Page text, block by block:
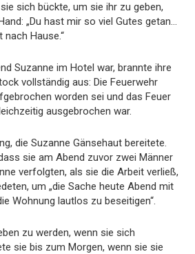
sich bückte, um sie ihr zu geben,
„Du hast mir so viel Gutes getan…
nach Hause.“
Suzanne im Hotel war, brannte ihre
vollständig aus: Die Feuerwehr
worden sei und das Feuer
ausgebrochen war.
die Suzanne Gänsehaut bereitete.
sie am Abend zuvor zwei Männer
verfolgten, als sie die Arbeit verließ,
um „die Sache heute Abend mit
Wohnung lautlos zu beseitigen“.
zu werden, wenn sie sich
sie bis zum Morgen, wenn sie sie